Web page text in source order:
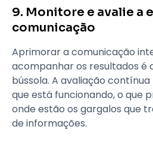
9. Monitore e avalie a
comunicação
Aprimorar a comunicação
acompanhar os resultados é
bússola. A avaliação
que está funcionando, o que
onde estão os gargalos que
de informações.